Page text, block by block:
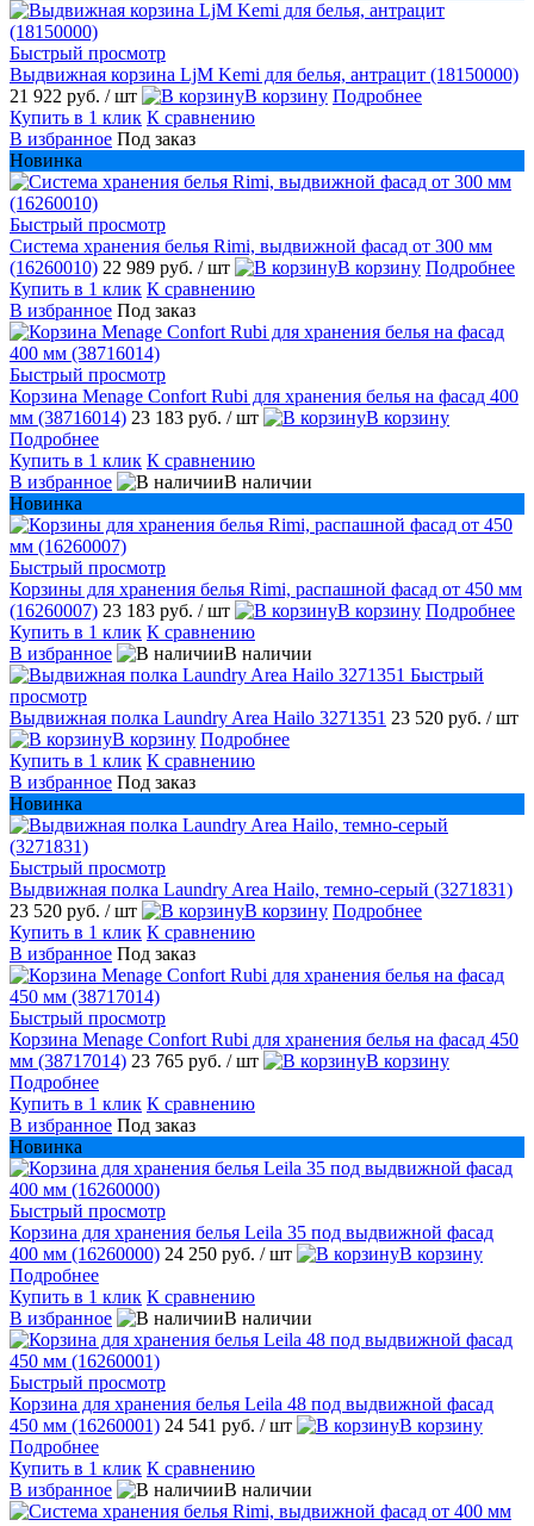
Быстрый просмотр
Выдвижная корзина LjM Kemi для белья, антрацит (18150000)
21 922 руб. / шт В корзину Подробнее
Купить в 1 клик К сравнению
В избранное Под заказ
Новинка
Быстрый просмотр
Система хранения белья Rimi, выдвижной фасад от 300 мм
(16260010) 22 989 руб. / шт В корзину Подробнее
Купить в 1 клик К сравнению
В избранное Под заказ
Быстрый просмотр
Корзина Menage Confort Rubi для хранения белья на фасад 400
мм (38716014) 23 183 руб. / шт
В корзину
Подробнее
Купить в 1 клик К сравнению
В избранное
В наличии
Новинка
Быстрый просмотр
Корзины для хранения белья Rimi, распашной фасад от 450 мм
(16260007) 23 183 руб. / шт В корзину Подробнее
Купить в 1 клик К сравнению
В избранное
В наличии
Быстрый
просмотр
Выдвижная полка Laundry Area Hailo 3271351 23 520 руб. / шт
В корзину Подробнее
Купить в 1 клик К сравнению
В избранное Под заказ
Новинка
Быстрый просмотр
Выдвижная полка Laundry Area Hailo, темно-серый (3271831)
23 520 руб. / шт В корзину Подробнее
Купить в 1 клик К сравнению
В избранное Под заказ
Быстрый просмотр
Корзина Menage Confort Rubi для хранения белья на фасад 450
мм (38717014) 23 765 руб. / шт
В корзину
Подробнее
Купить в 1 клик К сравнению
В избранное Под заказ
Новинка
Быстрый просмотр
Корзина для хранения белья Leila 35 под выдвижной фасад
400 мм (16260000) 24 250 руб. / шт
В корзину
Подробнее
Купить в 1 клик К сравнению
В избранное
В наличии
Быстрый просмотр
Корзина для хранения белья Leila 48 под выдвижной фасад
450 мм (16260001) 24 541 руб. / шт
В корзину
Подробнее
Купить в 1 клик К сравнению
В избранное
В наличии